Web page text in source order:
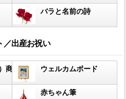
バラと名前の詩
／出産お祝い
商品 ウェルカムボード
赤ちゃん筆